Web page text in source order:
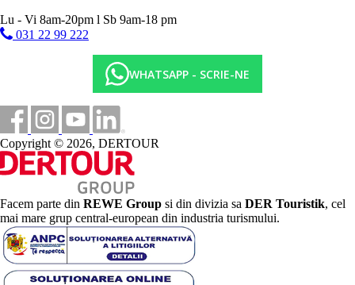
Lu - Vi 8am-20pm l Sb 9am-18 pm
031 22 99 222
WHATSAPP - SCRIE-NE
Copyright © 2026, DERTOUR
Facem parte din REWE Group si din divizia sa DER Touristik, cel
mai mare grup central-european din industria turismului.